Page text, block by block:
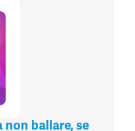
non ballare, se